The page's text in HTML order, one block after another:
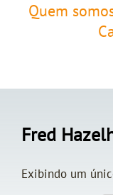
Quem
Fred
Exibindo um